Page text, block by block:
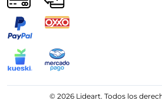
© 2026 Lideart. Todos los